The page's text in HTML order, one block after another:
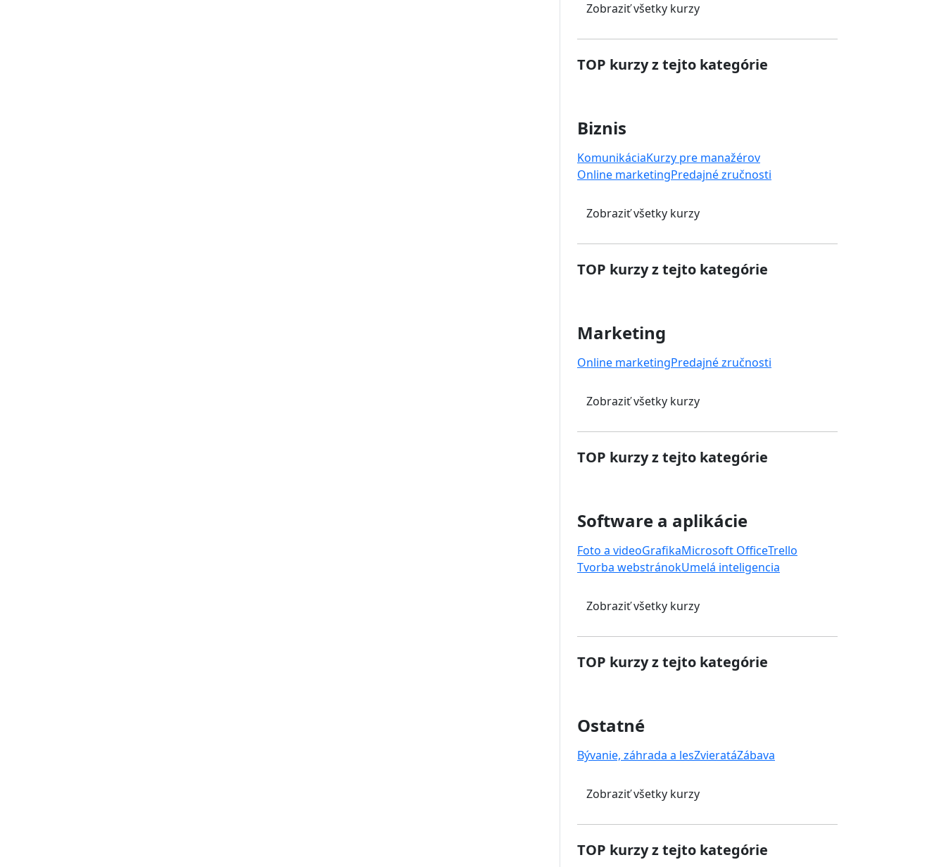
Zobraziť všetky kurzy
TOP kurzy z tejto kategórie
Biznis
KomunikáciaKurzy pre manažérov
Online marketingPredajné zručnosti
Zobraziť všetky kurzy
TOP kurzy z tejto kategórie
Marketing
Online marketingPredajné zručnosti
Zobraziť všetky kurzy
TOP kurzy z tejto kategórie
Software a aplikácie
Foto a videoGrafikaMicrosoft OfficeTrello
Tvorba webstránokUmelá inteligencia
Zobraziť všetky kurzy
TOP kurzy z tejto kategórie
Ostatné
Bývanie, záhrada a lesZvieratáZábava
Zobraziť všetky kurzy
TOP kurzy z tejto kategórie